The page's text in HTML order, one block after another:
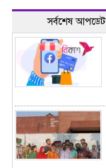
সর্বশেষ আপডেট